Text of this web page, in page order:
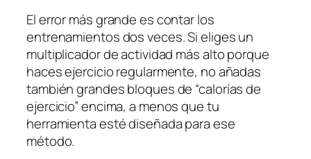
El error más grande es contar los
entrenamientos dos veces. Si eliges un
multiplicador de actividad más alto porque
haces ejercicio regularmente, no añadas
también grandes bloques de “calorías de
ejercicio” encima, a menos que tu
herramienta esté diseñada para ese
método.